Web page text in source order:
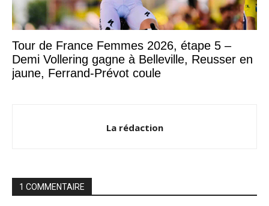
Tour de France Femmes 2026, étape 5 –
Demi Vollering gagne à Belleville, Reusser en
jaune, Ferrand-Prévot coule
La rédaction
1 COMMENTAIRE